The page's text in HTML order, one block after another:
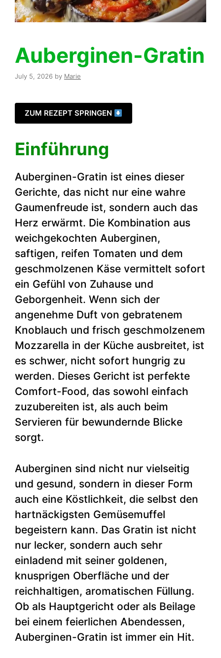
Auberginen-Gratin
July 5, 2026 by Marie
ZUM REZEPT SPRINGEN
Einführung
Auberginen-Gratin ist eines dieser
Gerichte, das nicht nur eine wahre
Gaumenfreude ist, sondern auch das
Herz erwärmt. Die Kombination aus
weichgekochten Auberginen,
saftigen, reifen Tomaten und dem
geschmolzenen Käse vermittelt sofort
ein Gefühl von Zuhause und
Geborgenheit. Wenn sich der
angenehme Duft von gebratenem
Knoblauch und frisch geschmolzenem
Mozzarella in der Küche ausbreitet, ist
es schwer, nicht sofort hungrig zu
werden. Dieses Gericht ist perfekte
Comfort-Food, das sowohl einfach
zuzubereiten ist, als auch beim
Servieren für bewundernde Blicke
sorgt.
Auberginen sind nicht nur vielseitig
und gesund, sondern in dieser Form
auch eine Köstlichkeit, die selbst den
hartnäckigsten Gemüsemuffel
begeistern kann. Das Gratin ist nicht
nur lecker, sondern auch sehr
einladend mit seiner goldenen,
knusprigen Oberfläche und der
reichhaltigen, aromatischen Füllung.
Ob als Hauptgericht oder als Beilage
bei einem feierlichen Abendessen,
Auberginen-Gratin ist immer ein Hit.